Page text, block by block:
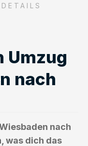
Umzug
nach
nach
was dich das